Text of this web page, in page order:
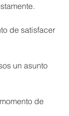
de satisfacer
un asunto
de